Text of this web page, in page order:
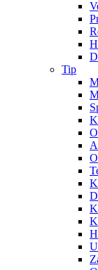
Tip